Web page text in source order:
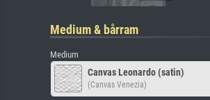
Medium & bårram
Medium
Canvas Leonardo (satin)
(Canvas Venezia)